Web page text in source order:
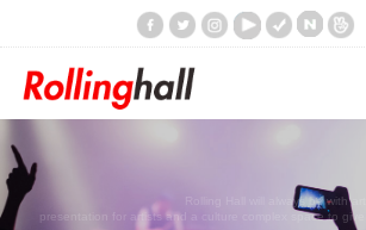
Rolling Hall will always be with
presentation for artists and a culture complex space to